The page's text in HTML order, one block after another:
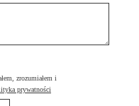
zrozumiałem i
prywatności